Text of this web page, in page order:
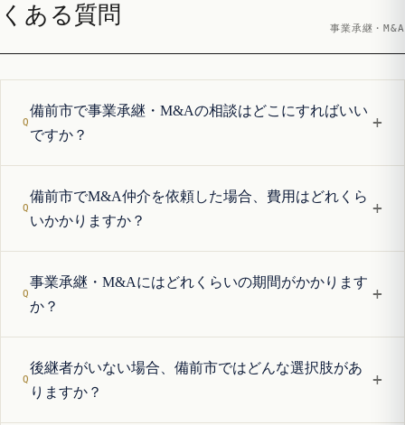
くある質問
事業承継・M&A
備前市で事業承継・M&Aの相談はどこにすればいい
ですか？
+
備前市でM&A仲介を依頼した場合、費用はどれくら
いかかりますか？
+
事業承継・M&Aにはどれくらいの期間がかかります
か？
+
後継者がいない場合、備前市ではどんな選択肢があ
りますか？
+